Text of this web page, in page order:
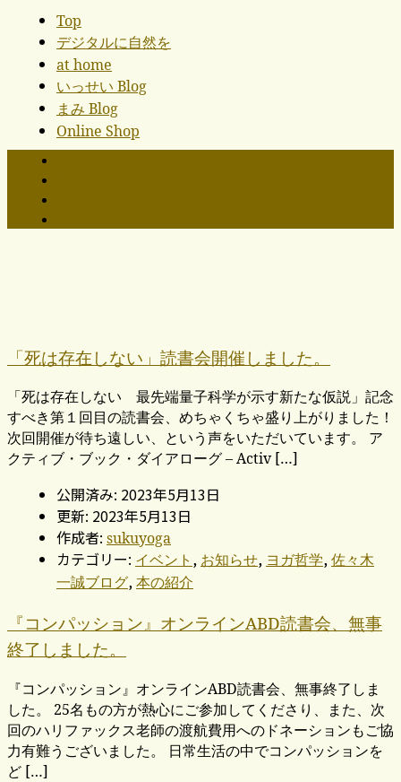
Top
デジタルに自然を
at home
いっせい Blog
まみ Blog
Online Shop
「死は存在しない」読書会開催しました。
「死は存在しない 最先端量子科学が示す新たな仮説」記念
すべき第１回目の読書会、めちゃくちゃ盛り上がりました！
次回開催が待ち遠しい、という声をいただいています。 ア
クティブ・ブック・ダイアローグ – Activ […]
公開済み: 2023年5月13日
更新: 2023年5月13日
作成者: sukuyoga
カテゴリー: イベント , お知らせ, ヨガ哲学,佐々木
一誠ブログ,本の紹介
『コンパッション』オンラインABD読書会、無事
終了しました。
『コンパッション』オンラインABD読書会、無事終了しま
した。 25名もの方が熱心にご参加してくださり、また、次
回のハリファックス老師の渡航費用へのドネーションもご協
力有難うございました。 日常生活の中でコンパッションを
ど […]